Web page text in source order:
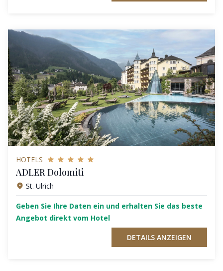
HOTELS
ADLER Dolomiti
St. Ulrich
Geben Sie Ihre Daten ein und erhalten Sie das beste
Angebot direkt vom Hotel
DETAILS ANZEIGEN